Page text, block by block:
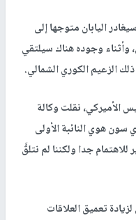
اليابان متوجها إلى
وأثناء وجوده هناك سيلتقي
الزعيم الكوري الشمالي.
الأميركي، نقلت وكالة
سون هوي النائبة الأولى
جدا ولكننا لم نتلقَّ
تعميق العلاقات